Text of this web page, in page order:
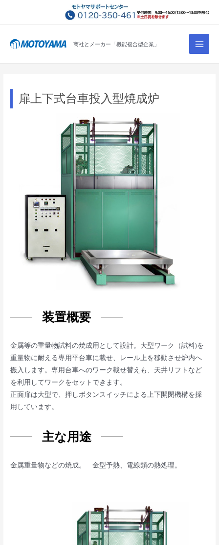
商社とメーカー「機能複合型企業」
Main
扉上下式台車投入型焼成炉
装置概要
金属等の重量物試料の焼成用として設計。大型ワーク（試料)を
重量物に耐える専用平台車に載せ、レール上を移動させ炉内へ
搬入します。専用台車へのワーク載せ替えも、天井リフトなど
を利用してワークをセットできます。
正面扉は大型で、押しボタンスイッチによる上下開閉機構を採
用しています。
主な用途
金属重量物などの焼成。 金型予熱、電線類の熱処理。